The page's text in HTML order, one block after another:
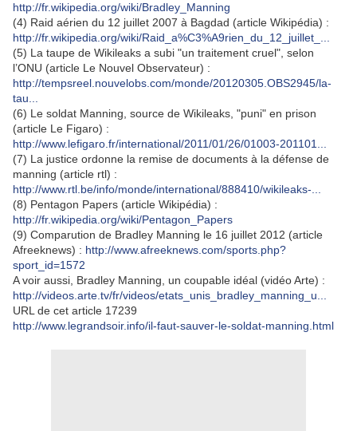
http://fr.wikipedia.org/wiki/Bradley_Manning
(4) Raid aérien du 12 juillet 2007 à Bagdad (article Wikipédia) :
http://fr.wikipedia.org/wiki/Raid_a%C3%A9rien_du_12_juillet_...
(5) La taupe de Wikileaks a subi "un traitement cruel", selon
l’ONU (article Le Nouvel Observateur) :
http://tempsreel.nouvelobs.com/monde/20120305.OBS2945/la-
tau...
(6) Le soldat Manning, source de Wikileaks, "puni" en prison
(article Le Figaro) :
http://www.lefigaro.fr/international/2011/01/26/01003-201101...
(7) La justice ordonne la remise de documents à la défense de
manning (article rtl) :
http://www.rtl.be/info/monde/international/888410/wikileaks-...
(8) Pentagon Papers (article Wikipédia) :
http://fr.wikipedia.org/wiki/Pentagon_Papers
(9) Comparution de Bradley Manning le 16 juillet 2012 (article
Afreeknews) : http://www.afreeknews.com/sports.php?
sport_id=1572
A voir aussi, Bradley Manning, un coupable idéal (vidéo Arte) :
http://videos.arte.tv/fr/videos/etats_unis_bradley_manning_u...
URL de cet article 17239
http://www.legrandsoir.info/il-faut-sauver-le-soldat-manning.html